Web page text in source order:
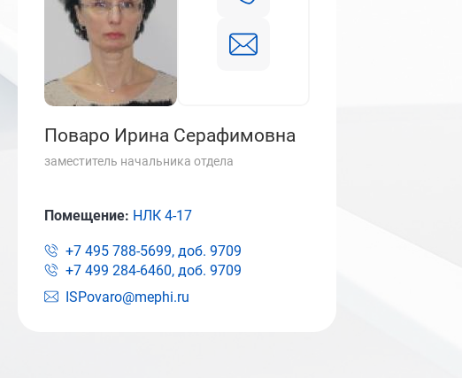
Поваро Ирина Серафимовна
заместитель начальника отдела
ISPovaro@mephi.ru
Помещение: НЛК 4-17
+7 495 788-5699, доб. 9709
+7 499 284-6460, доб. 9709